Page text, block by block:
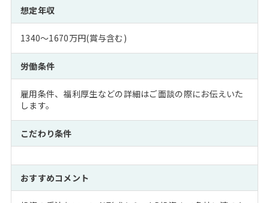
想定年収
1340～1670万円(賞与含む)
労働条件
雇用条件、福利厚生などの詳細はご面談の際にお伝えいた
します。
こだわり条件
おすすめコメント